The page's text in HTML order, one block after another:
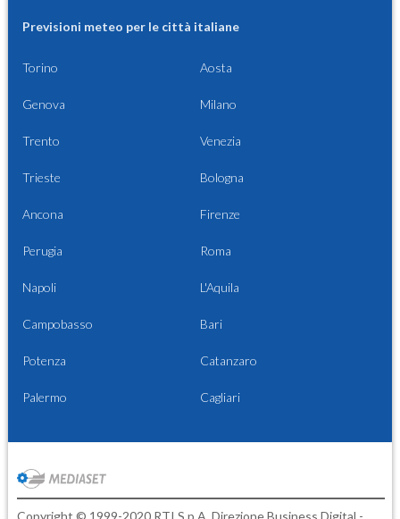
Previsioni meteo per le città italiane
Torino Aosta
Genova Milano
Trento Venezia
Trieste Bologna
Ancona Firenze
Perugia Roma
Napoli L'Aquila
Campobasso Bari
Potenza Catanzaro
Palermo Cagliari
Copyright © 1999-2020 RTI S.p.A. Direzione Business Digital -